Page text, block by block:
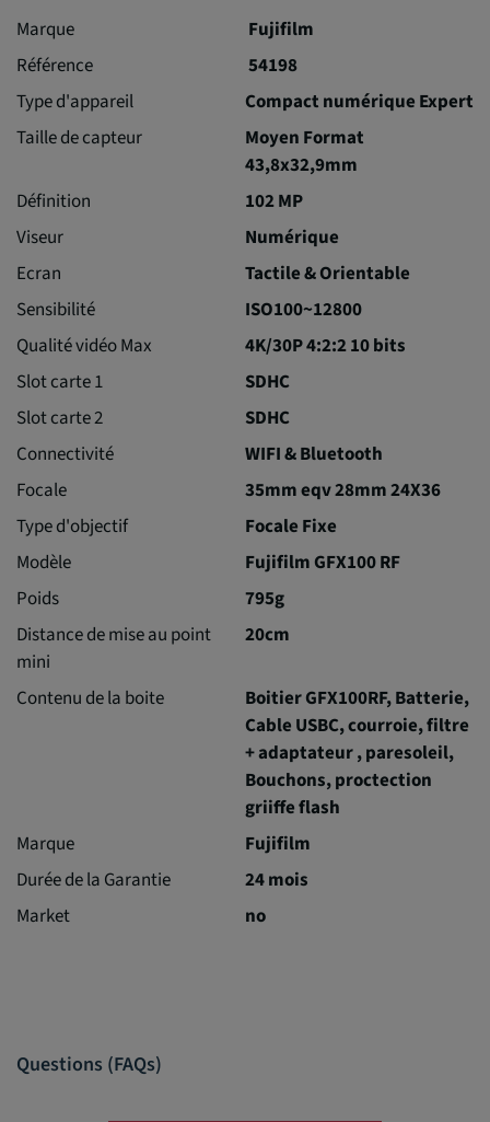
Marque
Fujifilm
Référence
54198
Type d'appareil
Compact numérique Expert
Taille de capteur
Moyen Format
43,8x32,9mm
Définition
102 MP
Viseur
Numérique
Ecran
Tactile & Orientable
Sensibilité
ISO100~12800
Qualité vidéo Max
4K/30P 4:2:2 10 bits
Slot carte 1
SDHC
Slot carte 2
SDHC
Connectivité
WIFI & Bluetooth
Focale
35mm eqv 28mm 24X36
Type d'objectif
Focale Fixe
Modèle
Fujifilm GFX100 RF
Poids
795g
Distance de mise au point
mini
20cm
Contenu de la boite
Boitier GFX100RF, Batterie,
Cable USBC, courroie, filtre
+ adaptateur , paresoleil,
Bouchons, proctection
griiffe flash
Marque
Fujifilm
Durée de la Garantie
24 mois
Market
no
Questions (FAQs)